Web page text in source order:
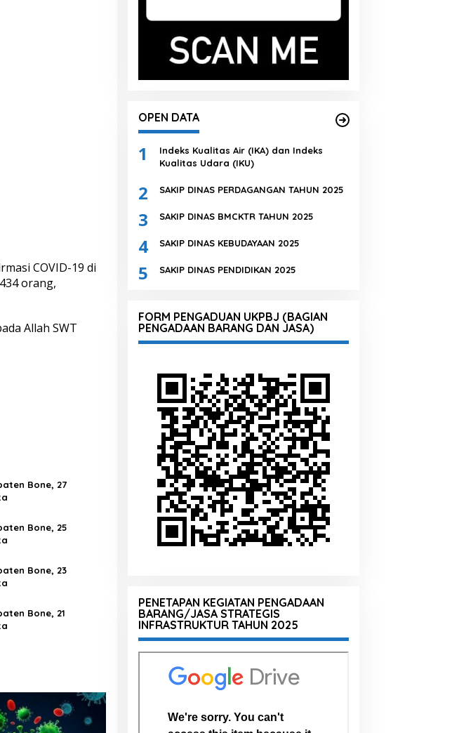
COVID-19 di
orang,
Allah SWT
Bone, 27
Bone, 25
Bone, 23
Bone, 21
OPEN DATA
1
Indeks Kualitas Air (IKA) dan Indeks
Kualitas Udara (IKU)
2 SAKIP DINAS PERDAGANGAN TAHUN 2025
3 SAKIP DINAS BMCKTR TAHUN 2025
4 SAKIP DINAS KEBUDAYAAN 2025
5 SAKIP DINAS PENDIDIKAN 2025
FORM PENGADUAN UKPBJ (BAGIAN
PENGADAAN BARANG DAN JASA)
PENETAPAN KEGIATAN PENGADAAN
BARANG/JASA STRATEGIS
INFRASTRUKTUR TAHUN 2025